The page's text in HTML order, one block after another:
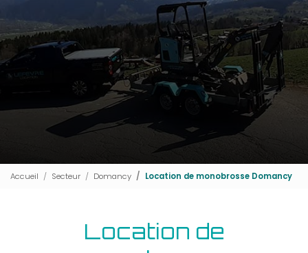
Accueil Secteur Domancy Location de monobrosse Domancy
Location de